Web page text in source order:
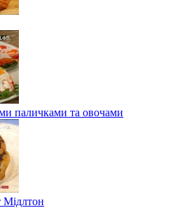
паличками та овочами
Мідлтон